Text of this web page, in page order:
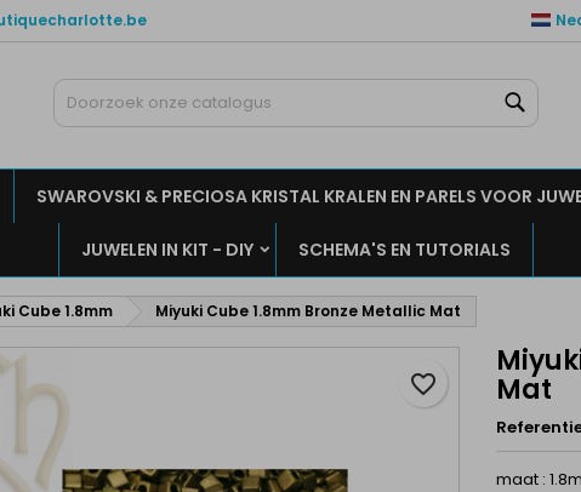
SWAROVSKI & PRECIOSA KRISTAL KRALEN EN PARELS VOOR
JUWELEN IN KIT - DIY SCHEMA'S EN TUTORIALS
Cube 1.8mm Miyuki Cube 1.8mm Bronze Metallic Mat
Mat
maat :
favorite_border
Mijn verlanglijsten
Maak een lijst
Maak een verlanglijst
Inloggen
U moet ingelogd zijn om producten in uw verlanglijst op te slaan.
Annuleren Inloggen